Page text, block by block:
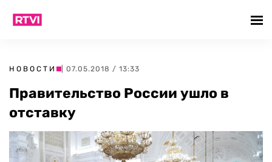
НОВОСТИ | 07.05.2018 / 13:33
Правительство России ушло в
отставку